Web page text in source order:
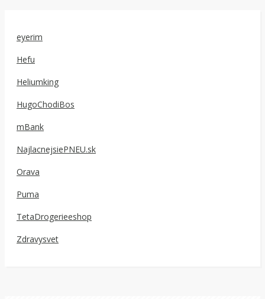
eyerim
Hefu
Heliumking
HugoChodiBos
mBank
NajlacnejsiePNEU.sk
Orava
Puma
TetaDrogerieeshop
Zdravysvet